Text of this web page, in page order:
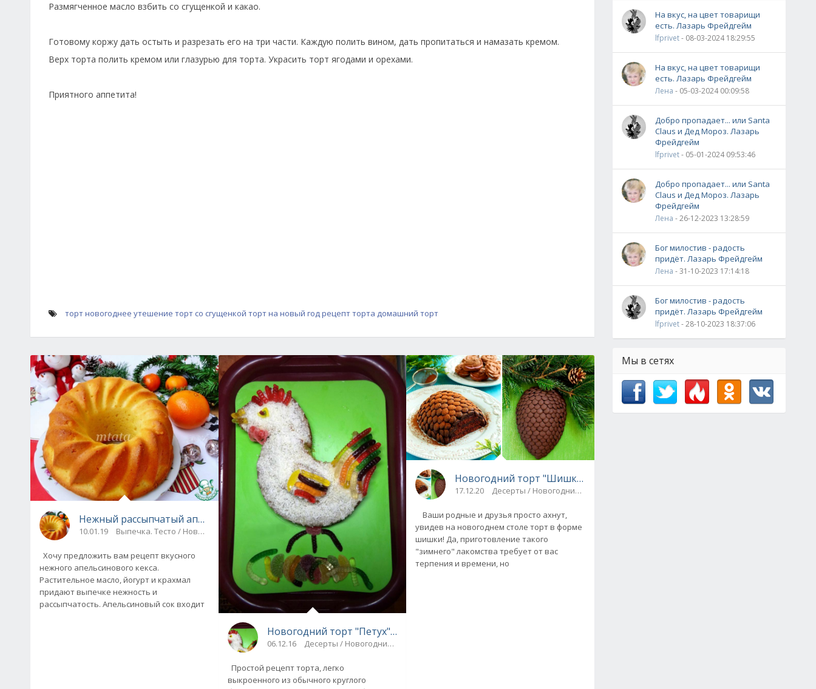
Размягченное масло взбить со сгущенкой и какао.
Готовому коржу дать остыть и разрезать его на три части. Каждую полить вином, дать пропитаться и намазать кремом.
Верх торта полить кремом или глазурью для торта. Украсить торт ягодами и орехами.
Приятного аппетита!
торт новогоднее утешение торт со сгущенкой торт на новый годрецепт торта домашний торт
Нежный рассыпчатый апельсиновый кекс
10.01.19 Выпечка. Тесто / Новогодние рецепты
Хочу предложить вам рецепт вкусного
нежного апельсинового кекса.
Растительное масло, йогурт и крахмал
придают выпечке нежность и
рассыпчатость. Апельсиновый сок входит
Новогодний торт "Петух" (кокосово-апельсиновый)
06.12.16 Десерты / Новогодние рецепты
Простой рецепт торта, легко
выкроенного из обычного круглого
Новогодний торт "Шишка" - три рецепта
17.12.20 Десерты / Новогодние рецепты
Ваши родные и друзья просто ахнут,
увидев на новогоднем столе торт в форме
шишки! Да, приготовление такого
"зимнего" лакомства требует от вас
терпения и времени, но
На вкус, на цвет товарищи
есть. Лазарь Фрейдгейм
lfprivet- 08-03-2024 18:29:55
На вкус, на цвет товарищи
есть. Лазарь Фрейдгейм
Лена - 05-03-2024 00:09:58
Добро пропадает... или Santa
Claus и Дед Мороз. Лазарь
Фрейдгейм
lfprivet- 05-01-2024 09:53:46
Добро пропадает... или Santa
Claus и Дед Мороз. Лазарь
Фрейдгейм
Лена - 26-12-2023 13:28:59
Бог милостив - радость
придёт. Лазарь Фрейдгейм
Лена - 31-10-2023 17:14:18
Бог милостив - радость
придёт. Лазарь Фрейдгейм
lfprivet- 28-10-2023 18:37:06
Мы в сетях